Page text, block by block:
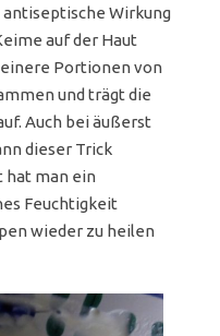
Wirkung
auf der Haut
Portionen von
und trägt die
Auch bei äußerst
dieser Trick
hat man ein
Feuchtigkeit
wieder zu heilen